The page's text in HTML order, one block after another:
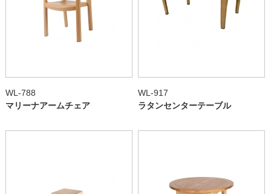
WL-788
マリーナアームチェア
WL-917
ラタンセンターテーブル